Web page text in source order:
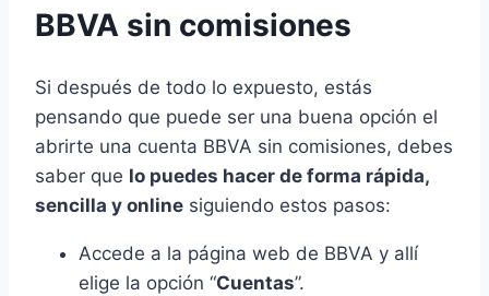
BBVA sin comisiones
Si después de todo lo expuesto, estás
pensando que puede ser una buena opción el
abrirte una cuenta BBVA sin comisiones, debes
saber que lo puedes hacer de forma rápida,
sencilla y online siguiendo estos pasos:
Accede a la página web de BBVA y allí
elige la opción “Cuentas”.